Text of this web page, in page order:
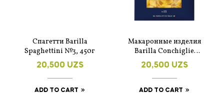
Спагетти Barilla
Spaghettini №3, 450г
20,500 UZS
ADD TO CART
Макаронные изделия
Barilla Conchiglie
Rigate n.93 450 г
20,500 UZS
ADD TO CART